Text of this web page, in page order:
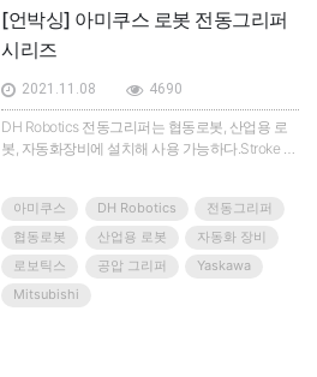
[언박싱] 아미쿠스 로봇 전동그리퍼
시리즈
2021.11.08 4690
DH Robotics 전동그리퍼는 협동로봇, 산업용 로
봇, 자동화장비에 설치해 사용 가능하다.Stroke 제
은 물체가 떨어졌는지 확인도 가능하다.2Finger
3Finger 모델이 있으며, 구동방식에 따라 Link 방
식, Parallel 방식의 모델이 있으며, Finger Stroke
는 약 10~145mm, Gripping Force는 약 4-300N까
지의 모델이 있다.UR, TM, AUBO, Yaskawa,
아미쿠스 DH Robotics
전동그리퍼
협동로봇
산업용 로봇
자동화 장비
로보틱스
공압 그리퍼
Yaskawa
Mitsubishi